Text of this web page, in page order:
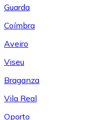
Guarda
Coímbra
Aveiro
Viseu
Braganza
Vila Real
Oporto